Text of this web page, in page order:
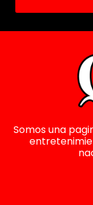
Somos una